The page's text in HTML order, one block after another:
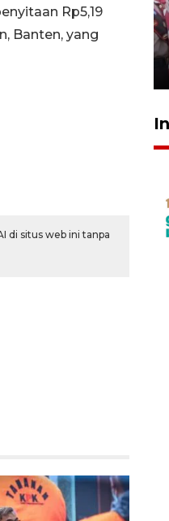
Rp5,19
Banten, yang
di situs web ini tanpa
penguatan
Bencana di